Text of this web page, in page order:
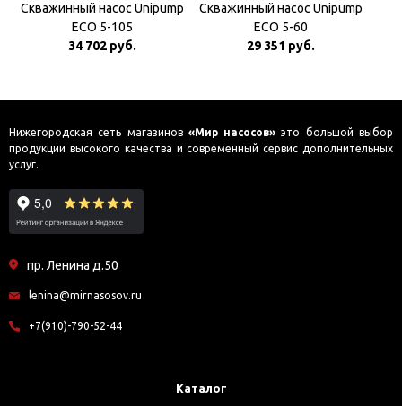
Скважинный насос Unipump
ECO 5-105
34 702 руб.
Скважинный насос Unipump
ECO 5-60
29 351 руб.
Нижегородская сеть магазинов «Мир насосов» это большой выбор
продукции высокого качества и современный сервис дополнительных
услуг.
пр. Ленина д.50
lenina@mirnasosov.ru
+7(910)-790-52-44
Каталог